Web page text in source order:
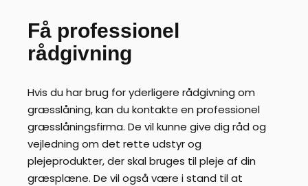
Få professionel
rådgivning
Hvis du har brug for yderligere rådgivning om
græsslåning, kan du kontakte en professionel
græsslåningsfirma. De vil kunne give dig råd og
vejledning om det rette udstyr og
plejeprodukter, der skal bruges til pleje af din
græsplæne. De vil også være i stand til at